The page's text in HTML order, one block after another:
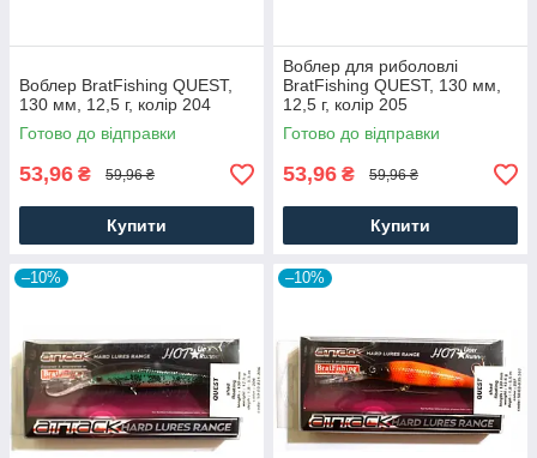
Воблер BratFishing QUEST,
130 мм, 12,5 г, колір 204
Готово до відправки
53,96 ₴ 59,96 ₴
Купити
Воблер для риболовлі
BratFishing QUEST, 130 мм,
12,5 г, колір 205
Готово до відправки
53,96 ₴ 59,96 ₴
Купити
–10% –10%